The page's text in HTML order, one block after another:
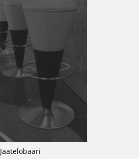
Jäätelöbaari